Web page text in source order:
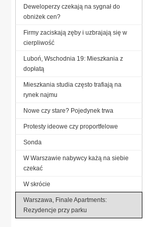
Deweloperzy czekają na sygnał do
obniżek cen?
Firmy zaciskają zęby i uzbrajają się w
cierpliwość
Luboń, Wschodnia 19: Mieszkania z
dopłatą
Mieszkania studia często trafiają na
rynek najmu
Nowe czy stare? Pojedynek trwa
Protesty ideowe czy proportfelowe
Sonda
W Warszawie nabywcy każą na siebie
czekać
W skrócie
Warszawa, Finale Apartments:
Rezydencje przy parku